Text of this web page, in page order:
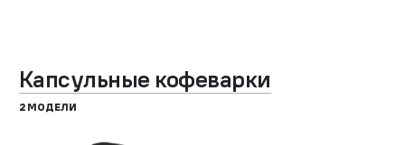
Капсульные кофеварки
2 МОДЕЛИ